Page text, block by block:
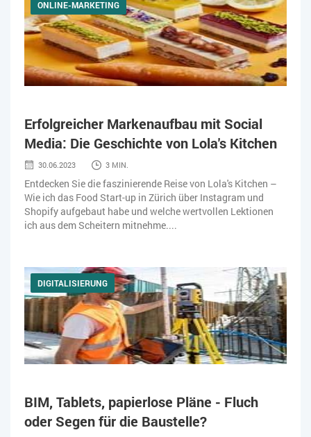
ONLINE-MARKETING
Erfolgreicher Markenaufbau mit Social
Media: Die Geschichte von Lola's Kitchen
30.06.2023 3 MIN.
Entdecken Sie die faszinierende Reise von Lola's Kitchen –
Wie ich das Food Start-up in Zürich über Instagram und
Shopify aufgebaut habe und welche wertvollen Lektionen
ich aus dem Scheitern mitnehme....
DIGITALISIERUNG
BIM, Tablets, papierlose Pläne - Fluch
oder Segen für die Baustelle?